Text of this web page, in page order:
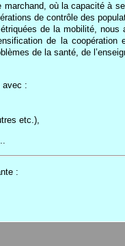
où la capacité à
de contrôle des
de la mobilité,
de la coopération
de la santé, de
avec :
etc.),
: